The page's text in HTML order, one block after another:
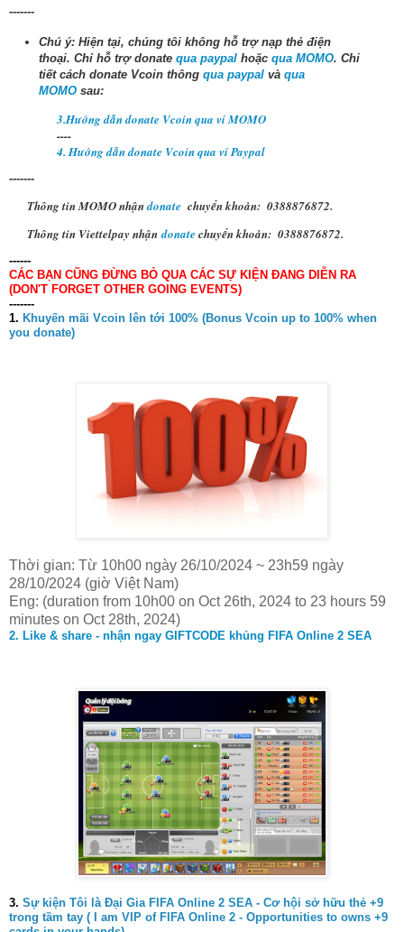
-------
Chú ý: Hiện tại, chúng tôi không hỗ trợ nạp thẻ điện
thoại. Chỉ hỗ trợ donate qua paypal hoặc qua MOMO. Chi
tiết cách donate Vcoin thông qua paypalvà qua
MOMOsau:
3.Hướng dẫn donate Vcoin qua ví MOMO
----
4. Hướng dẫn donate Vcoin qua ví Paypal
-------
Thông tin MOMO nhậndonate chuyển khoản: 0388876872.
Thông tin Viettelpay nhậndonate chuyển khoản: 0388876872.
------
CÁC BẠN CŨNG ĐỪNG BỎ QUA CÁC SỰ KIỆN ĐANG DIỄN RA
(DON'T FORGET OTHER GOING EVENTS)
-------
1. Khuyến mãi Vcoin lên tới 100% (Bonus Vcoin up to 100% when
you donate)
Thời gian: Từ 10h00 ngày 26/10/2024 ~ 23h59 ngày
28/10/2024 (giờ Việt Nam)
Eng: (duration from 10h00 on Oct 26th, 2024 to 23 hours 59
minutes on Oct 28th, 2024)
2. Like & share - nhận ngay GIFTCODE khủng FIFA Online 2 SEA
3. Sự kiện Tôi là Đại Gia FIFA Online 2 SEA - Cơ hội sở hữu thẻ +9
trong tầm tay ( I am VIP of FIFA Online 2 - Opportunities to owns +9